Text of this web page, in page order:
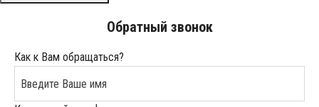
Обратный звонок
Как к Вам обращаться?